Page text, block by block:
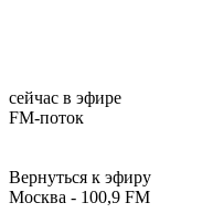
сейчас в эфире
FM-поток
Вернуться к эфиру
Москва - 100,9 FM